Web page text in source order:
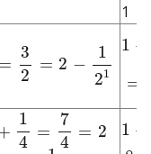
1
=
3
2
= 2 −
1
21
=2 1 +
=
1+
12
(2
12
1
4
=
7
4
= 2
4=74=2-
1 +
1+
14
12